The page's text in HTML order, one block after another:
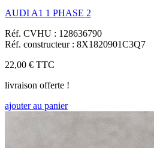
AUDI A1 1 PHASE 2
Réf. CVHU : 128636790
Réf. constructeur : 8X1820901C3Q7
22,00 € TTC
livraison offerte !
ajouter au panier